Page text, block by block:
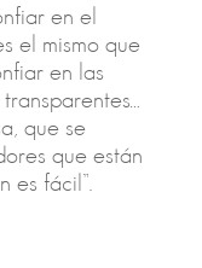
en el
el mismo que
en las
que se
que están
es fácil”.